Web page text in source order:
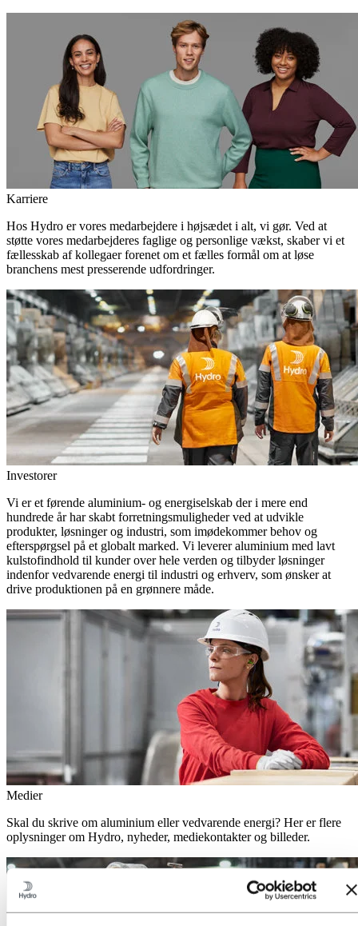
Karriere
Hos Hydro er vores medarbejdere i højsædet i alt, vi gør. Ved at
støtte vores medarbejderes faglige og personlige vækst, skaber vi et
fællesskab af kollegaer forenet om et fælles formål om at løse
branchens mest presserende udfordringer.
Investorer
Vi er et førende aluminium- og energiselskab der i mere end
hundrede år har skabt forretningsmuligheder ved at udvikle
produkter, løsninger og industri, som imødekommer behov og
efterspørgsel på et globalt marked. Vi leverer aluminium med lavt
kulstofindhold til kunder over hele verden og tilbyder løsninger
indenfor vedvarende energi til industri og erhverv, som ønsker at
drive produktionen på en grønnere måde.
Medier
Skal du skrive om aluminium eller vedvarende energi? Her er flere
oplysninger om Hydro, nyheder, mediekontakter og billeder.